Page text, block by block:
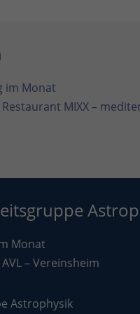
im Monat
Restaurant MIXX –
Monat
– Vereinsheim
Astrophysik